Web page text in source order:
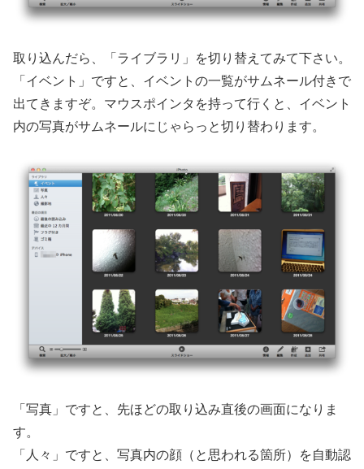
取り込んだら、「ライブラリ」を切り替えてみて下さい。
「イベント」ですと、イベントの一覧がサムネール付きで
出てきますぞ。マウスポインタを持って行くと、イベント
内の写真がサムネールにじゃらっと切り替わります。
「写真」ですと、先ほどの取り込み直後の画面になりま
す。
「人々」ですと、写真内の顔（と思われる箇所）を自動認